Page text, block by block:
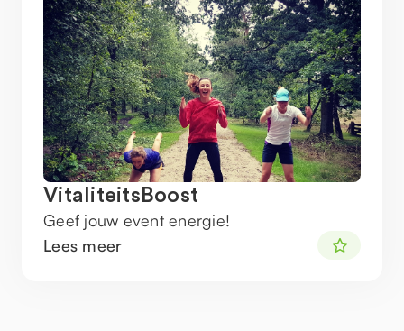
VitaliteitsBoost
Geef jouw event energie!
Lees meer